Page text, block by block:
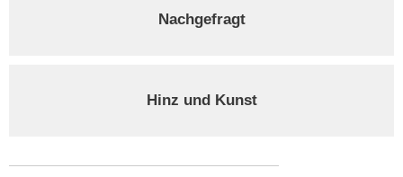
Nachgefragt
Hinz und Kunst